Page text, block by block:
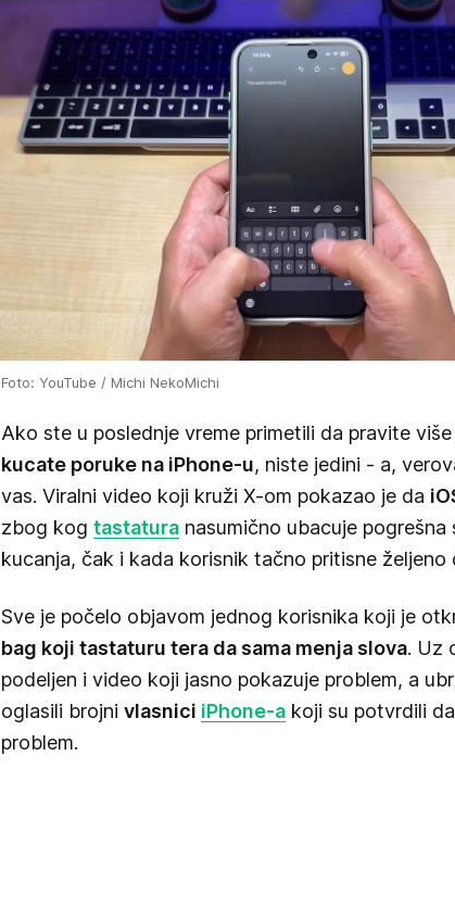
Foto: YouTube / Michi NekoMichi
Ako ste u poslednje vreme primetili da pravite više
kucate poruke na iPhone-u, niste jedini - a,
vas. Viralni video koji kruži X-om pokazao je da
zbog kog tastatura nasumično ubacuje
kucanja, čak i kada korisnik tačno pritisne željeno
Sve je počelo objavom jednog korisnika koji je
bag koji tastaturu tera da sama menja slova. Uz
podeljen i video koji jasno pokazuje problem, a
oglasili brojni vlasnici iPhone-a koji su potvrdili
problem.